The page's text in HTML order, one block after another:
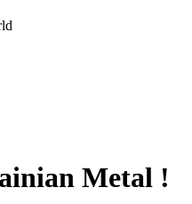
Metal !